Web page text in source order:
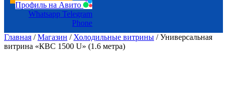
Профиль на Авито
Whatsapp Telegram
Phone
Главная /Магазин / Холодильные витрины / Универсальная
витрина «КВС 1500 U» (1.6 метра)